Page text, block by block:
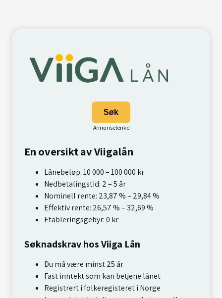
Søk
En oversikt av Viigalån
Lånebeløp: 10 000 – 100 000 kr
Nedbetalingstid: 2 – 5 år
Nominell rente: 23,87 % – 29,84 %
Effektiv rente: 26,57 % – 32,69 %
Etableringsgebyr: 0 kr
Søknadskrav hos Viiga Lån
Du må være minst 25 år
Fast inntekt som kan betjene lånet
Registrert i folkeregisteret i Norge